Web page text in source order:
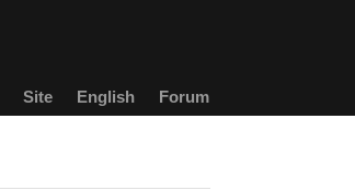
Site English Forum